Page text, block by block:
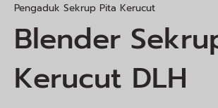
Pengaduk Sekrup Pita Kerucut
Blender
Kerucut DLH